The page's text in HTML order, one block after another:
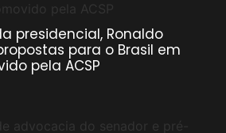
presidencial, Ronaldo
para o Brasil em
pela ACSP